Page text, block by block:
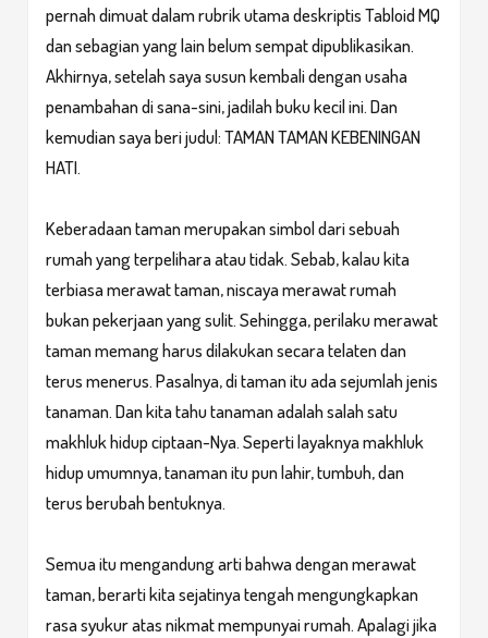
pernah dimuat dalam rubrik utama deskriptis Tabloid MQ
dan sebagian yang lain belum sempat dipublikasikan.
Akhirnya, setelah saya susun kembali dengan usaha
penambahan di sana-sini, jadilah buku kecil ini. Dan
kemudian saya beri judul: TAMAN TAMAN KEBENINGAN
HATI.
Keberadaan taman merupakan simbol dari sebuah
rumah yang terpelihara atau tidak. Sebab, kalau kita
terbiasa merawat taman, niscaya merawat rumah
bukan pekerjaan yang sulit. Sehingga, perilaku merawat
taman memang harus dilakukan secara telaten dan
terus menerus. Pasalnya, di taman itu ada sejumlah jenis
tanaman. Dan kita tahu tanaman adalah salah satu
makhluk hidup ciptaan-Nya. Seperti layaknya makhluk
hidup umumnya, tanaman itu pun lahir, tumbuh, dan
terus berubah bentuknya.
Semua itu mengandung arti bahwa dengan merawat
taman, berarti kita sejatinya tengah mengungkapkan
rasa syukur atas nikmat mempunyai rumah. Apalagi jika